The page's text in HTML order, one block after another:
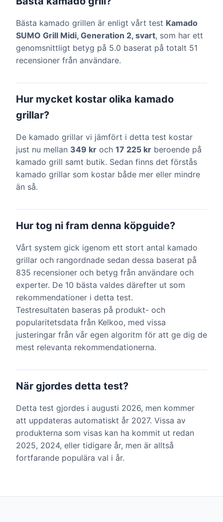
Bästa kamado grillen är enligt vårt test Kamado
SUMO Grill Midi, Generation 2, svart, som har ett
genomsnittligt betyg på 5.0 baserat på totalt 51
recensioner från användare.
Hur mycket kostar olika kamado
grillar?
De kamado grillar vi jämfört i detta test kostar
just nu mellan 349 kr och 17 225 kr beroende på
kamado grill samt butik. Sedan finns det förstås
kamado grillar som kostar både mer eller mindre
än så.
Hur tog ni fram denna köpguide?
Vårt system gick igenom ett stort antal kamado
grillar och rangordnade sedan dessa baserat på
835 recensioner och betyg från användare och
experter. De 10 bästa valdes därefter ut som
rekommendationer i detta test.
Testresultaten baseras på produkt- och
popularitetsdata från Kelkoo, med vissa
justeringar från vår egen algoritm för att ge dig de
mest relevanta rekommendationerna.
När gjordes detta test?
Detta test gjordes i augusti 2026, men kommer
att uppdateras automatiskt år 2027. Vissa av
produkterna som visas kan ha kommit ut redan
2025, 2024, eller tidigare år, men är alltså
fortfarande populära val i år.